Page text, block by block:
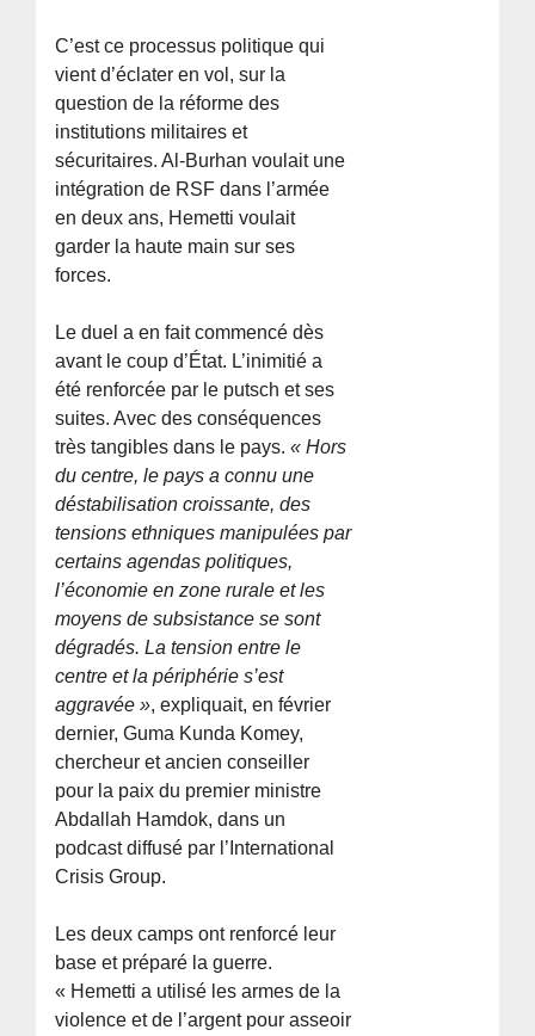
C’est ce processus politique qui
vient d’éclater en vol, sur la
question de la réforme des
institutions militaires et
sécuritaires. Al-Burhan voulait une
intégration de RSF dans l’armée
en deux ans, Hemetti voulait
garder la haute main sur ses
forces.
Le duel a en fait commencé dès
avant le coup d’État. L’inimitié a
été renforcée par le putsch et ses
suites. Avec des conséquences
très tangibles dans le pays.« Hors
du centre, le pays a connu une
déstabilisation croissante, des
tensions ethniques manipulées par
certains agendas politiques,
l’économie en zone rurale et les
moyens de subsistance se sont
dégradés. La tension entre le
centre et la périphérie s’est
aggravée », expliquait, en février
dernier, Guma Kunda Komey,
chercheur et ancien conseiller
pour la paix du premier ministre
Abdallah Hamdok, dans un
podcast diffusé par l’International
Crisis Group.
Les deux camps ont renforcé leur
base et préparé la guerre.
« Hemetti a utilisé les armes de la
violence et de l’argent pour asseoir